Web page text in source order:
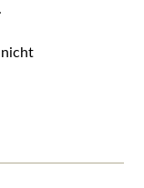
nicht